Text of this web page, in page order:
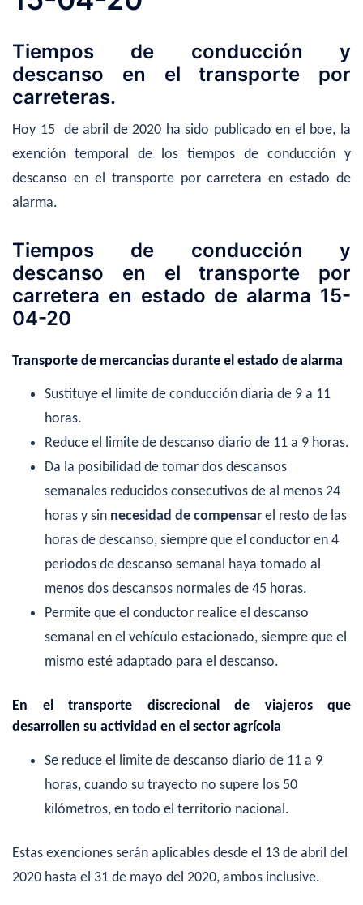
Tiempos de conducción y
descanso en el transporte por
carreteras.
Hoy 15 de abril de 2020 ha sido publicado en el boe, la
exención temporal de los tiempos de conducción y
descanso en el transporte por carretera en estado de
alarma.
Tiempos de conducción y
descanso en el transporte por
carretera en estado de alarma 15-
04-20
Transporte de mercancias durante el estado de alarma
Sustituye el limite de conducción diaria de 9 a 11
horas.
Reduce el limite de descanso diario de 11 a 9 horas.
Da la posibilidad de tomar dos descansos
semanales reducidos consecutivos de al menos 24
horas y sin necesidad de compensar el resto de las
horas de descanso, siempre que el conductor en 4
periodos de descanso semanal haya tomado al
menos dos descansos normales de 45 horas.
Permite que el conductor realice el descanso
semanal en el vehículo estacionado, siempre que el
mismo esté adaptado para el descanso.
En el transporte discrecional de viajeros que
desarrollen su actividad en el sector agrícola
Se reduce el limite de descanso diario de 11 a 9
horas, cuando su trayecto no supere los 50
kilómetros, en todo el territorio nacional.
Estas exenciones serán aplicables desde el 13 de abril del
2020 hasta el 31 de mayo del 2020, ambos inclusive.